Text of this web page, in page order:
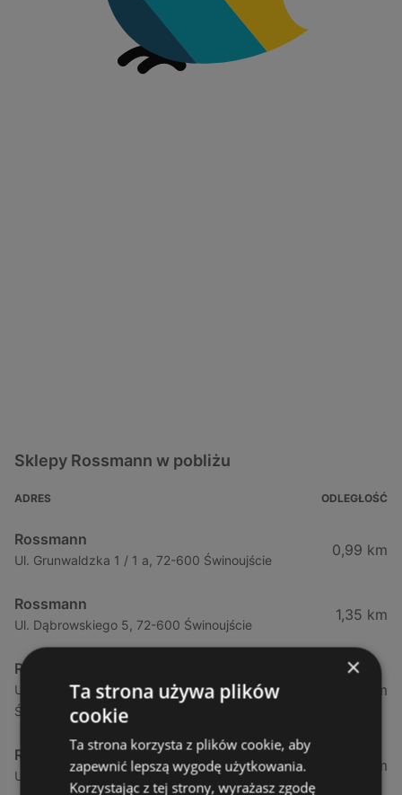
Sklepy Rossmann w pobliżu
ADRES ODLEGŁOŚĆ
Rossmann
Ul. Grunwaldzka 1 / 1 a, 72-600 Świnoujście
0,99 km
Rossmann
Ul. Dąbrowskiego 5, 72-600 Świnoujście
1,35 km
Rossmann
Ul. Dąbrowskiego 5 (Galeria Świnoujście), 72-600
Świnoujście
1,35 km
Rossmann
Ul. Wojska Polskiego 97, 72-600 Świnoujście
3,46 km
×
Ta strona używa plików
cookie
Ta strona korzysta z plików cookie, aby
zapewnić lepszą wygodę użytkowania.
Korzystając z tej strony, wyrażasz zgodę